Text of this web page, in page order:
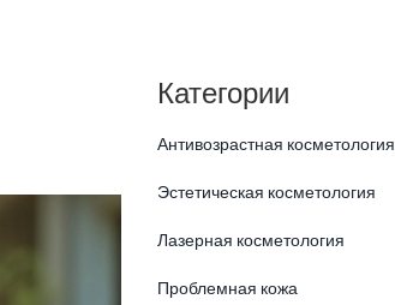
Категории
Антивозрастная косметология
Эстетическая косметология
Лазерная косметология
Проблемная кожа